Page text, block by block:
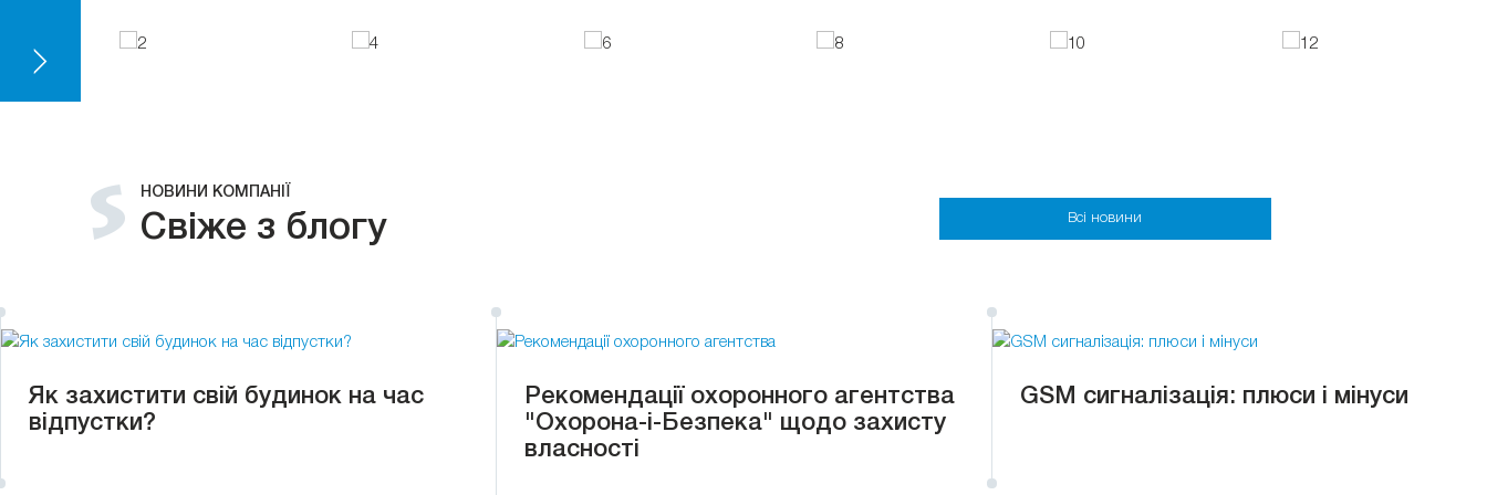
НОВИНИ КОМПАНІЇ
Свіже з блогу Всі новини
Як захистити свій будинок на час
відпустки?
Рекомендації охоронного агентства
"Охорона-і-Безпека" щодо захисту
власності
GSM сигналізація: плюси і мінуси